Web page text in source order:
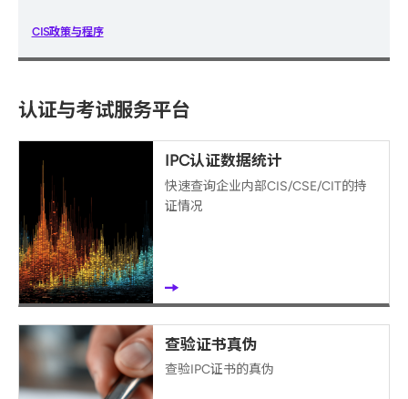
CIS政策与程序
认证与考试服务平台
IPC认证数据统计
快速查询企业内部CIS/CSE/CIT的持
证情况
查验证书真伪
查验IPC证书的真伪